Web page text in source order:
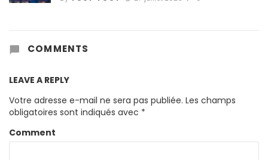
COMMENTS
LEAVE A REPLY
Votre adresse e-mail ne sera pas publiée. Les champs
obligatoires sont indiqués avec *
Comment